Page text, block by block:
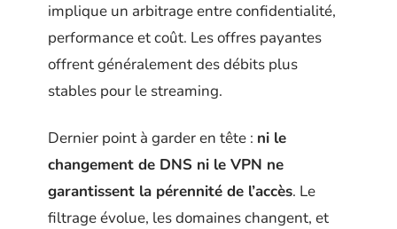
implique un arbitrage entre confidentialité,
performance et coût. Les offres payantes
offrent généralement des débits plus
stables pour le streaming.
Dernier point à garder en tête : ni le
changement de DNS ni le VPN ne
garantissent la pérennité de l’accès. Le
filtrage évolue, les domaines changent, et